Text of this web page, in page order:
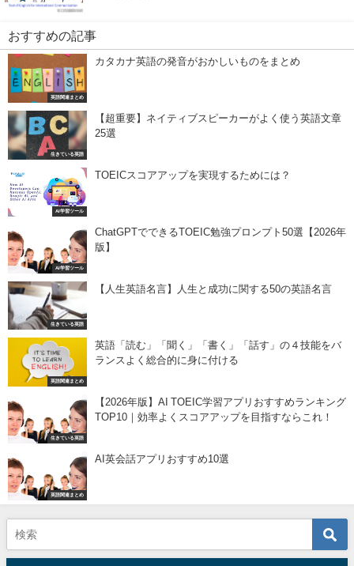
おすすめの記事
英語関連まとめ
カタカナ英語の発音がおかしいものをまとめ
生きている英語
【超重要】ネイティブスピーカーがよく使う英語文章
25選
AI学習ツール
TOEICスコアアップを実現するためには？
AI学習ツール
ChatGPTでできるTOEIC勉強プロンプト50選【2026年
版】
生きている英語
【人生英語名言】人生と成功に関する50の英語名言
英語関連まとめ
英語「読む」「聞く」「書く」「話す」の４技能をバ
ランスよく総合的に身に付ける
生きている英語
【2026年版】AI TOEIC学習アプリおすすめランキング
TOP10｜効率よくスコアアップを目指すならこれ！
英語関連まとめ
AI英会話アプリおすすめ10選